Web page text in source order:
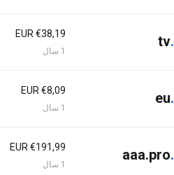
.
tv
€38,19 EUR
1 سال
.
eu
€8,09 EUR
1 سال
.
aaa.pro
€191,99 EUR
1 سال